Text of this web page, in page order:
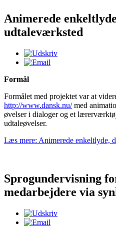
Animerede
udtaleværksted
Formål
Formålet med projektet var at
http://www.dansk.nu/med
øvelser i dialoger og et
udtaleøvelser.
Læs mere: Animerede enkeltlyde,
Sprogundervisning
medarbejdere via